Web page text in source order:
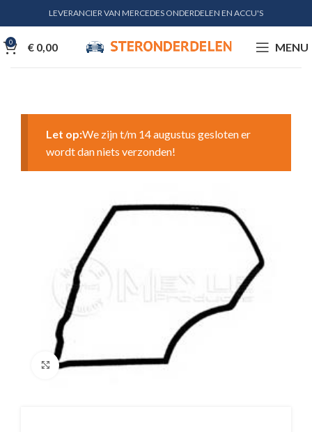
LEVERANCIER VAN MERCEDES ONDERDELEN EN ACCU'S
0 € 0,00 MENU
Let op:We zijn t/m 14 augustus gesloten er
wordt dan niets verzonden!
Klik voor vergroting